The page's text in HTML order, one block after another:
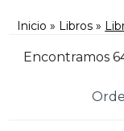
Inicio Libros
Encontramos